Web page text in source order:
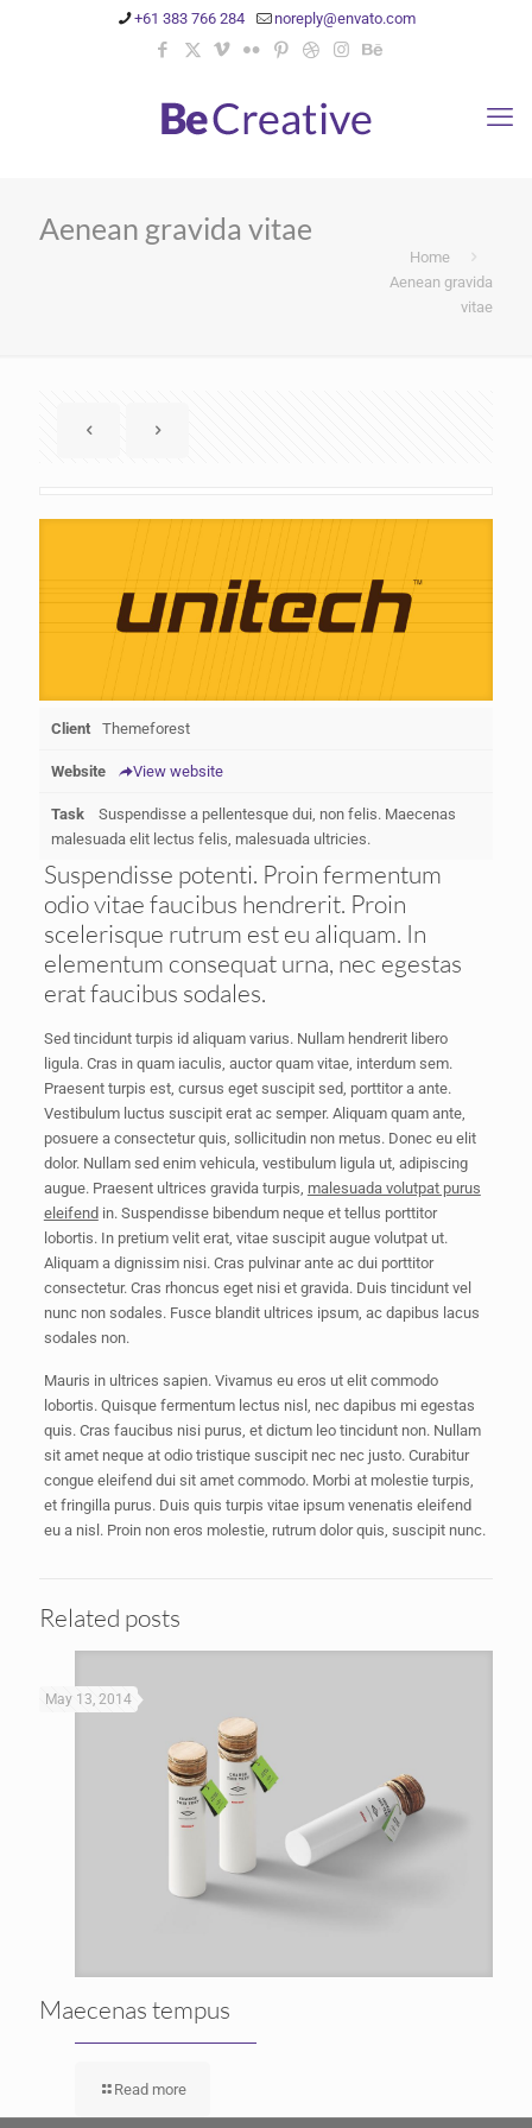
+61 383 766 284 noreply@envato.com
Aenean gravida vitae
Home
Aenean gravida
vitae
Client Themeforest
Website View website
Task
Suspendisse a pellentesque dui, non felis. Maecenas
malesuada elit lectus felis, malesuada ultricies.
Suspendisse potenti. Proin fermentum
odio vitae faucibus hendrerit. Proin
scelerisque rutrum est eu aliquam. In
elementum consequat urna, nec egestas
erat faucibus sodales.
Sed tincidunt turpis id aliquam varius. Nullam hendrerit libero
ligula. Cras in quam iaculis, auctor quam vitae, interdum sem.
Praesent turpis est, cursus eget suscipit sed, porttitor a ante.
Vestibulum luctus suscipit erat ac semper. Aliquam quam ante,
posuere a consectetur quis, sollicitudin non metus. Donec eu elit
dolor. Nullam sed enim vehicula, vestibulum ligula ut, adipiscing
augue. Praesent ultrices gravida turpis, malesuada volutpat purus
eleifend in. Suspendisse bibendum neque et tellus porttitor
lobortis. In pretium velit erat, vitae suscipit augue volutpat ut.
Aliquam a dignissim nisi. Cras pulvinar ante ac dui porttitor
consectetur. Cras rhoncus eget nisi et gravida. Duis tincidunt vel
nunc non sodales. Fusce blandit ultrices ipsum, ac dapibus lacus
sodales non.
Mauris in ultrices sapien. Vivamus eu eros ut elit commodo
lobortis. Quisque fermentum lectus nisl, nec dapibus mi egestas
quis. Cras faucibus nisi purus, et dictum leo tincidunt non. Nullam
sit amet neque at odio tristique suscipit nec nec justo. Curabitur
congue eleifend dui sit amet commodo. Morbi at molestie turpis,
et fringilla purus. Duis quis turpis vitae ipsum venenatis eleifend
eu a nisl. Proin non eros molestie, rutrum dolor quis, suscipit nunc.
Related posts
May 13, 2014
Maecenas tempus
Read more
Clothing 3 Martial Arts